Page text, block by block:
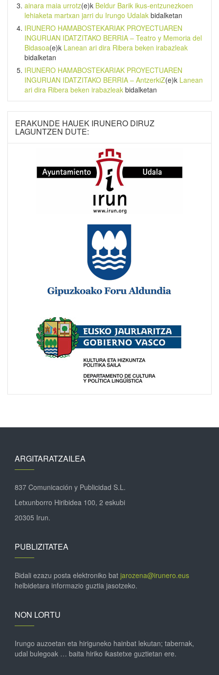
ainara maia urrotz(e)k Beldur Barik ikus-entzunezkoen
lehiaketa martxan jarri du Irungo Udalak bidalketan
IRUNERO HAMABOSTEKARIAK PROYECTUAREN
INGURUAN IDATZITAKO BERRIA – Teatro y Memoria del
Bidasoa(e)k Lanean ari dira Ribera beken irabazleak
bidalketan
IRUNERO HAMABOSTEKARIAK PROYECTUAREN
INGURUAN IDATZITAKO BERRIA – AntzerkiZ(e)k Lanean
ari dira Ribera beken irabazleak bidalketan
ERAKUNDE HAUEK IRUNERO DIRUZ
LAGUNTZEN DUTE:
ARGITARATZAILEA
837 Comunicación y Publicidad S.L.
Letxunborro Hiribidea 100, 2 eskubi
20305 Irun.
PUBLIZITATEA
Bidali ezazu posta elektroniko bat jarozena@irunero.eus
helbidetara informazio guztia jasotzeko.
NON LORTU
Irungo auzoetan eta hiriguneko hainbat lekutan; tabernak,
udal bulegoak … baita hiriko ikastetxe guztietan ere.